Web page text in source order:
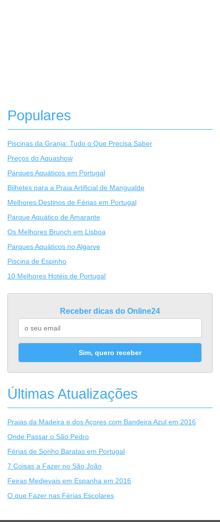
Populares
Piscinas da Granja: Tudo o Que Precisa Saber
Preços do Aquashow
Parques Aquáticos em Portugal
Bilhetes para a Praia Artificial de Mangualde
Melhores Destinos de Férias em Portugal
Parque Aquático de Amarante
Os Melhores Brunch em Lisboa
Parques Aquáticos no Algarve
Piscina de Espinho
10 Melhores Hotéis de Portugal
Receber dicas do Online24
Sim, quero receber
Últimas Atualizações
Praias da Madeira e dos Açores com Bandeira Azul em 2016
Onde Passar o São Pedro
Férias de Sonho Baratas em Portugal
7 Coisas a Fazer no São João
Feiras Medievais em Espanha em 2016
O que Fazer nas Férias Escolares